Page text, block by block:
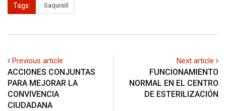
Tags: Saquisilí
Previous article
ACCIONES CONJUNTAS
PARA MEJORAR LA
CONVIVENCIA
CIUDADANA
Next article
FUNCIONAMIENTO
NORMAL EN EL CENTRO
DE ESTERILIZACIÓN